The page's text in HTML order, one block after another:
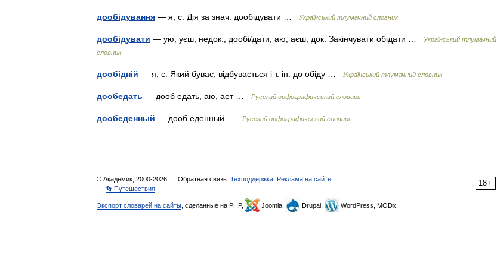
дообідування — я, с. Дія за знач. дообідувати … Український тлумачний словник
дообідувати — ую, уєш, недок., дообі/дати, аю, аєш, док. Закінчувати обідати …
Український тлумачний
словник
дообідній — я, є. Який буває, відбувається і т. ін. до обіду … Український тлумачний словник
дообедать — дооб едать, аю, ает … Русский орфографический словарь
дообеденный — дооб еденный … Русский орфографический словарь
18+
© Академик, 2000-2026 Обратная связь: Техподдержка Реклама на сайте
👣 Путешествия
Экспорт словарей на сайты , сделанные на PHP, Joomla, Drupal, WordPress, MODx.